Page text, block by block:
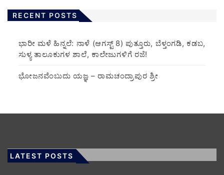
RECENT POSTS
​ಭಾರೀ ಮಳೆ ಹಿನ್ನಲೆ: ನಾಳೆ (ಆಗಸ್ಟ್ 8) ಪುತ್ತೂರು, ಬೆಳ್ತಂಗಡಿ, ಕಡಬ,
ಸುಳ್ಯ ತಾಲೂಕುಗಳ ಶಾಲೆ, ಕಾಲೇಜುಗಳಿಗೆ ರಜೆ!
ಭೋಜನವೆಂಬುದು ಯಜ್ಞ – ರಾಮಚಂದ್ರಾಪುರ ಶ್ರೀ
LATEST POSTS